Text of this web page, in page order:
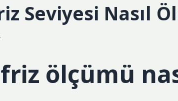
Seviyesi Nasıl
ölçümü